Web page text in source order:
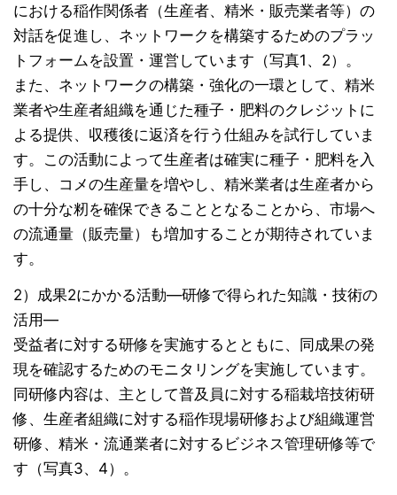
における稲作関係者（生産者、精米・販売業者等）の
対話を促進し、ネットワークを構築するためのプラッ
トフォームを設置・運営しています（写真1、2）。
また、ネットワークの構築・強化の一環として、精米
業者や生産者組織を通じた種子・肥料のクレジットに
よる提供、収穫後に返済を行う仕組みを試行していま
す。この活動によって生産者は確実に種子・肥料を入
手し、コメの生産量を増やし、精米業者は生産者から
の十分な籾を確保できることとなることから、市場へ
の流通量（販売量）も増加することが期待されていま
す。
2）成果2にかかる活動―研修で得られた知識・技術の
活用―
受益者に対する研修を実施するとともに、同成果の発
現を確認するためのモニタリングを実施しています。
同研修内容は、主として普及員に対する稲栽培技術研
修、生産者組織に対する稲作現場研修および組織運営
研修、精米・流通業者に対するビジネス管理研修等で
す（写真3、4）。